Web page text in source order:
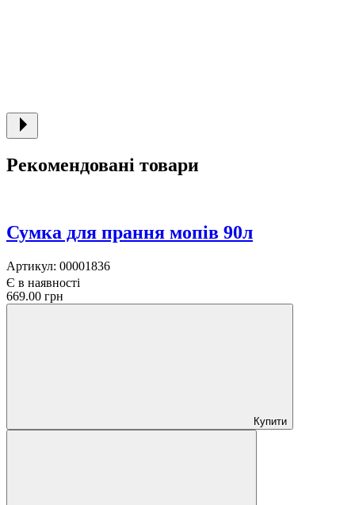
Рекомендовані товари
Сумка для прання мопів 90л
Артикул: 00001836
Є в наявності
669.00 грн
Купити